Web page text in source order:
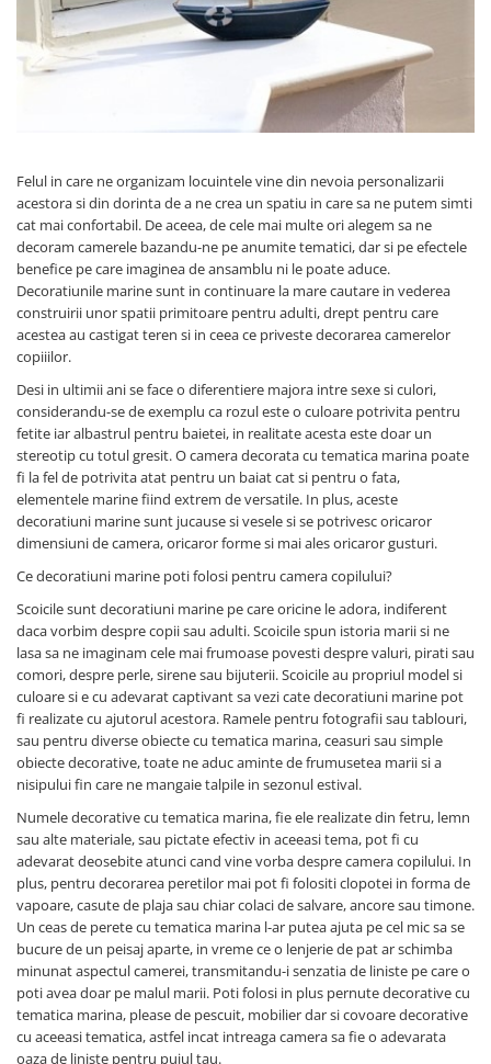
Barci, vapoare, ambarcatiuni
Pesti
Felul in care ne organizam locuintele vine din nevoia personalizarii
acestora si din dorinta de a ne crea un spatiu in care sa ne putem simti
cat mai confortabil. De aceea, de cele mai multe ori alegem sa ne
decoram camerele bazandu-ne pe anumite tematici, dar si pe efectele
benefice pe care imaginea de ansamblu ni le poate aduce.
Decoratiunile marine sunt in continuare la mare cautare in vederea
construirii unor spatii primitoare pentru adulti, drept pentru care
acestea au castigat teren si in ceea ce priveste decorarea camerelor
copiiilor.
Desi in ultimii ani se face o diferentiere majora intre sexe si culori,
considerandu-se de exemplu ca rozul este o culoare potrivita pentru
fetite iar albastrul pentru baietei, in realitate acesta este doar un
stereotip cu totul gresit. O camera decorata cu tematica marina poate
fi la fel de potrivita atat pentru un baiat cat si pentru o fata,
elementele marine fiind extrem de versatile. In plus, aceste
decoratiuni marine sunt jucause si vesele si se potrivesc oricaror
dimensiuni de camera, oricaror forme si mai ales oricaror gusturi.
Ce decoratiuni marine poti folosi pentru camera copilului?
Scoicile sunt decoratiuni marine pe care oricine le adora, indiferent
daca vorbim despre copii sau adulti. Scoicile spun istoria marii si ne
lasa sa ne imaginam cele mai frumoase povesti despre valuri, pirati sau
comori, despre perle, sirene sau bijuterii. Scoicile au propriul model si
culoare si e cu adevarat captivant sa vezi cate decoratiuni marine pot
fi realizate cu ajutorul acestora. Ramele pentru fotografii sau tablouri,
sau pentru diverse obiecte cu tematica marina, ceasuri sau simple
obiecte decorative, toate ne aduc aminte de frumusetea marii si a
nisipului fin care ne mangaie talpile in sezonul estival.
Numele decorative cu tematica marina, fie ele realizate din fetru, lemn
sau alte materiale, sau pictate efectiv in aceeasi tema, pot fi cu
adevarat deosebite atunci cand vine vorba despre camera copilului. In
plus, pentru decorarea peretilor mai pot fi folositi clopotei in forma de
vapoare, casute de plaja sau chiar colaci de salvare, ancore sau timone.
Un ceas de perete cu tematica marina l-ar putea ajuta pe cel mic sa se
bucure de un peisaj aparte, in vreme ce o lenjerie de pat ar schimba
minunat aspectul camerei, transmitandu-i senzatia de liniste pe care o
poti avea doar pe malul marii. Poti folosi in plus pernute decorative cu
tematica marina, please de pescuit, mobilier dar si covoare decorative
cu aceeasi tematica, astfel incat intreaga camera sa fie o adevarata
oaza de liniste pentru puiul tau.